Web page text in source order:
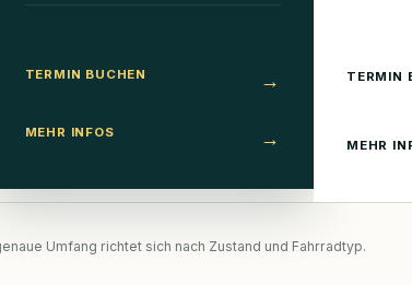
TERMIN BUCHEN →
MEHR INFOS →
TERMIN
MEHR
Umfang richtet sich nach Zustand und Fahrradtyp.